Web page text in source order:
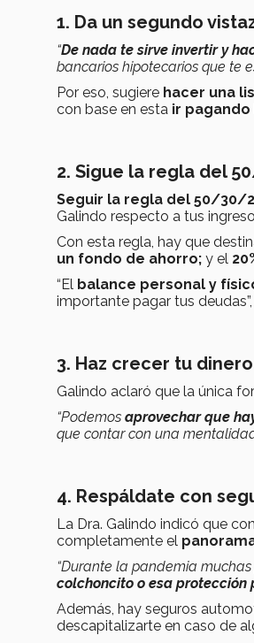
1. Da un segundo
“De nada te sirve invertir y
bancarios hipotecarios que te
Por eso, sugiere hacer una
con base en esta ir pagando
2. Sigue la regla del
Seguir la regla del 50/30/
Galindo respecto a tus
Con esta regla, hay que
un fondo de ahorro; y el
“El balance personal y
importante pagar tus
3. Haz crecer tu
Galindo aclaró que la única
“Podemos aprovechar que
que contar con una
4. Respáldate con
La Dra. Galindo indicó que
completamente el
“Durante la pandemia
colchoncito o esa protección
Además, hay seguros
descapitalizarte en caso de